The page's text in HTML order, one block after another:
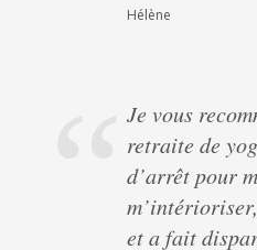
Hélène
Je vous
retraite de
d’arrêt pour
et a fait